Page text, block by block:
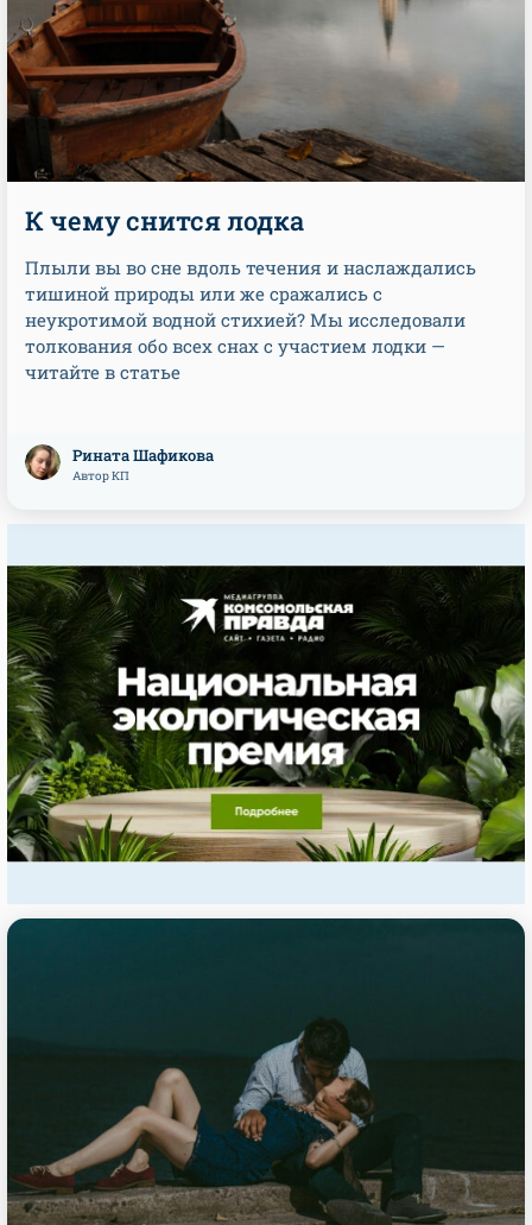
К чему снится лодка
Плыли вы во сне вдоль течения и наслаждались
тишиной природы или же сражались с
неукротимой водной стихией? Мы исследовали
толкования обо всех снах с участием лодки —
читайте в статье
Рината Шафикова
Автор КП